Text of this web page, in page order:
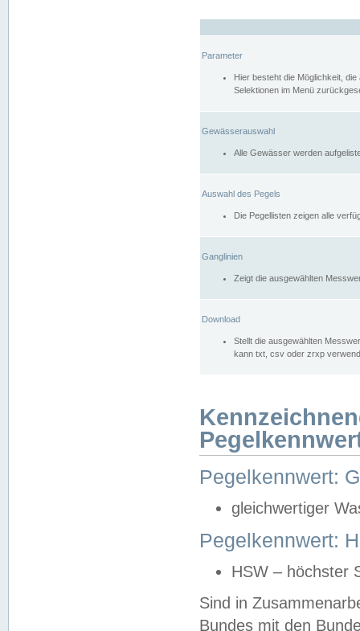
Parameter
Hier besteht die Möglichkeit,
Selektionen im Menü
Gewässerauswahl
Alle Gewässer werden
Auswahl des Pegels
Die Pegellisten zeigen alle
Ganglinien
Zeigt die ausgewählten
Download
Stellt die ausgewählten
kann txt, csv oder zrxp
Pegelkennwert:
gleichwertiger
Pegelkennwert:
HSW – höchster
Sind in
Bundes mit den